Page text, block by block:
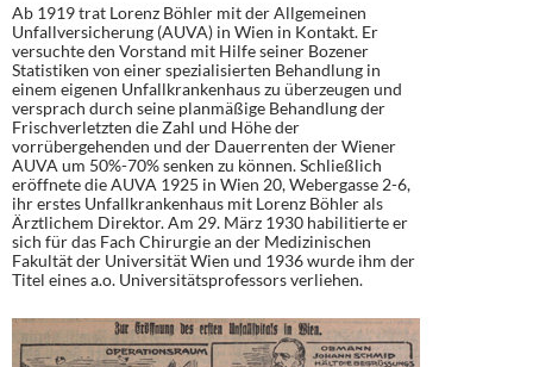
Ab 1919 trat Lorenz Böhler mit der Allgemeinen
Unfallversicherung (AUVA) in Wien in Kontakt. Er
versuchte den Vorstand mit Hilfe seiner Bozener
Statistiken von einer spezialisierten Behandlung in
einem eigenen Unfallkrankenhaus zu überzeugen und
versprach durch seine planmäßige Behandlung der
Frischverletzten die Zahl und Höhe der
vorrübergehenden und der Dauerrenten der Wiener
AUVA um 50%-70% senken zu können. Schließlich
eröffnete die AUVA 1925 in Wien 20, Webergasse 2-6,
ihr erstes Unfallkrankenhaus mit Lorenz Böhler als
Ärztlichem Direktor. Am 29. März 1930 habilitierte er
sich für das Fach Chirurgie an der Medizinischen
Fakultät der Universität Wien und 1936 wurde ihm der
Titel eines a.o. Universitätsprofessors verliehen.